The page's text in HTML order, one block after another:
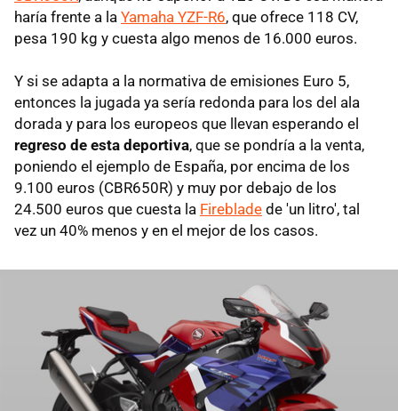
haría frente a la Yamaha YZF-R6, que ofrece 118 CV,
pesa 190 kg y cuesta algo menos de 16.000 euros.
Y si se adapta a la normativa de emisiones Euro 5,
entonces la jugada ya sería redonda para los del ala
dorada y para los europeos que llevan esperando el
regreso de esta deportiva, que se pondría a la venta,
poniendo el ejemplo de España, por encima de los
9.100 euros (CBR650R) y muy por debajo de los
24.500 euros que cuesta la Fireblade de 'un litro', tal
vez un 40% menos y en el mejor de los casos.